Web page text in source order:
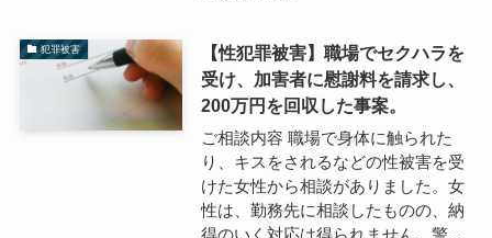
犯罪被害
【性犯罪被害】職場でセクハラを
受け、加害者に慰謝料を請求し、
200万円を回収した事案。
ご相談内容 職場で身体に触られた
り、キスをされるなどの性被害を受
けた女性から相談がありました。女
性は、勤務先に相談したものの、納